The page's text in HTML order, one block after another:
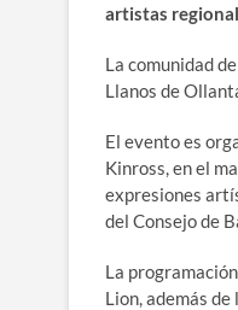
artistas
La comunidad
Llanos de
El evento es
Kinross, en el
expresiones
del Consejo de
La
Lion, además